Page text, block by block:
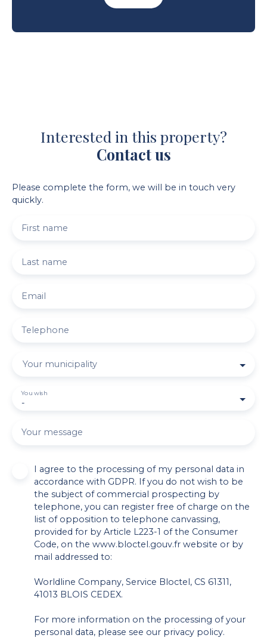
Interested in this property?
Contact us
Please complete the form, we will be in touch very
quickly.
First name
Last name
Email
Telephone
Your municipality
-
You wish
Your message
I agree to the processing of my personal data in
accordance with GDPR. If you do not wish to be
the subject of commercial prospecting by
telephone, you can register free of charge on the
list of opposition to telephone canvassing,
provided for by Article L223-1 of the Consumer
Code, on the www.bloctel.gouv.fr website or by
mail addressed to:
Worldline Company, Service Bloctel, CS 61311,
41013 BLOIS CEDEX.
For more information on the processing of your
personal data, please see our privacy policy.